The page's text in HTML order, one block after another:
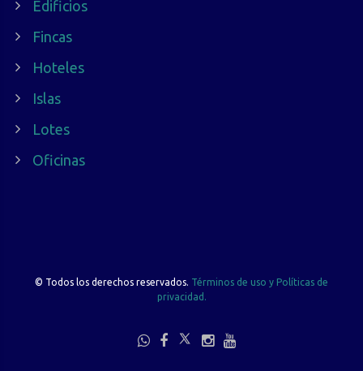
Edificios
Fincas
Hoteles
Islas
Lotes
Oficinas
© Todos los derechos reservados. Términos de uso y Políticas de
privacidad.